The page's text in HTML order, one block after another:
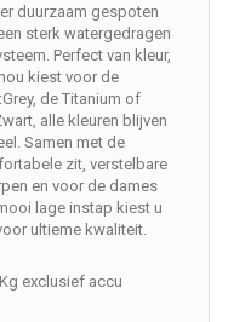
duurzaam gespoten
sterk watergedragen
Perfect van kleur,
kiest voor de
de Titanium of
alle kleuren blijven
Samen met de
zit, verstelbare
en voor de dames
lage instap kiest u
ultieme kwaliteit.
exclusief accu